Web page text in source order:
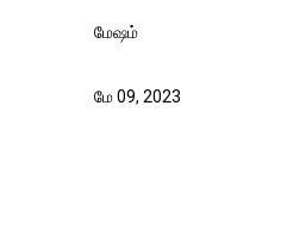
மேஷம்
மே 09, 2023